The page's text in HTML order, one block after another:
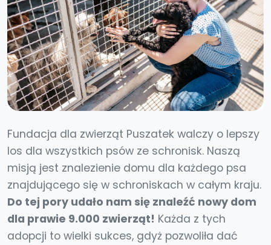
Fundacja dla zwierząt Puszatek walczy o lepszy
los dla wszystkich psów ze schronisk. Naszą
misją jest znalezienie domu dla każdego psa
znajdującego się w schroniskach w całym kraju.
Do tej pory udało nam się znaleźć nowy dom
dla prawie 9.000 zwierząt! Każda z tych
adopcji to wielki sukces, gdyż pozwoliła dać